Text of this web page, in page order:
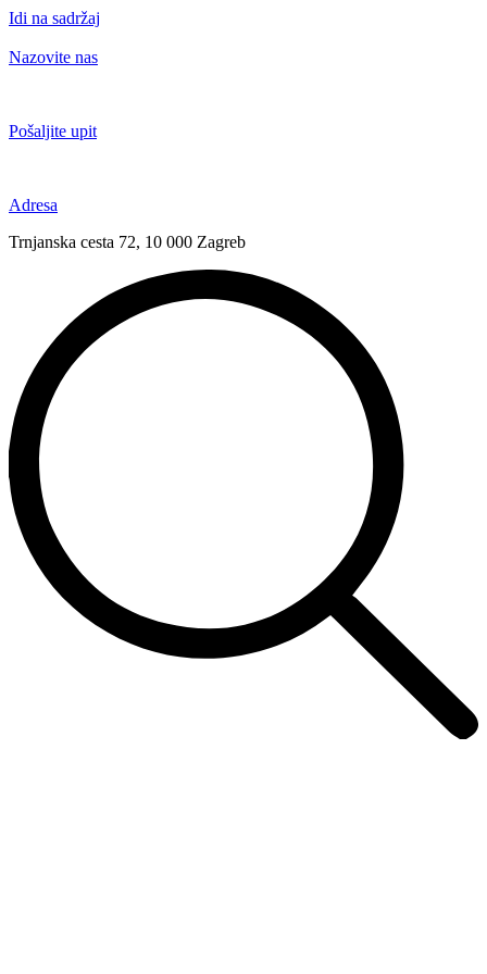
Idi na sadržaj
Nazovite nas
Pošaljite upit
Adresa
Trnjanska cesta 72, 10 000 Zagreb